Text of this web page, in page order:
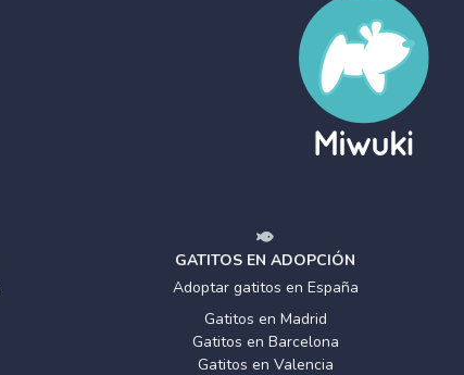
GATITOS EN ADOPCIÓN
Adoptar gatitos en España
Gatitos en Madrid
Gatitos en Barcelona
Gatitos en Valencia